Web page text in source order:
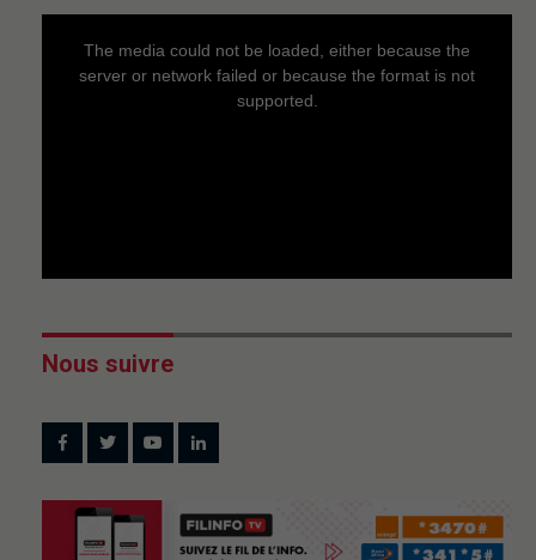
The media could not be loaded, either because the
server or network failed or because the format is not
supported.
Nous suivre